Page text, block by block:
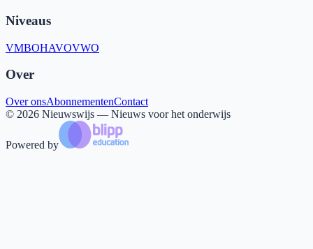
Niveaus
VMBOHAVOVWO
Over
Over onsAbonnementenContact
© 2026 Nieuwswijs — Nieuws voor het onderwijs
Powered by